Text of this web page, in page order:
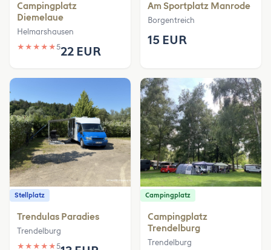
Campingplatz
Diemelaue
Helmarshausen
★ ★ ★ ★ ★522 EUR
Am Sportplatz Manrode
Borgentreich
15 EUR
Stellplatz
Trendulas Paradies
Trendelburg
★ ★ ★ ★ ★5
Campingplatz
Campingplatz
Trendelburg
Trendelburg